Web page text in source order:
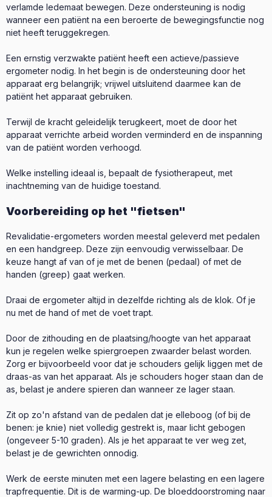
verlamde ledemaat bewegen. Deze ondersteuning is nodig
wanneer een patiënt na een beroerte de bewegingsfunctie nog
niet heeft teruggekregen.
Een ernstig verzwakte patiënt heeft een actieve/passieve
ergometer nodig. In het begin is de ondersteuning door het
apparaat erg belangrijk; vrijwel uitsluitend daarmee kan de
patiënt het apparaat gebruiken.
Terwijl de kracht geleidelijk terugkeert, moet de door het
apparaat verrichte arbeid worden verminderd en de inspanning
van de patiënt worden verhoogd.
Welke instelling ideaal is, bepaalt de fysiotherapeut, met
inachtneming van de huidige toestand.
Voorbereiding op het "fietsen"
Revalidatie-ergometers worden meestal geleverd met pedalen
en een handgreep. Deze zijn eenvoudig verwisselbaar. De
keuze hangt af van of je met de benen (pedaal) of met de
handen (greep) gaat werken.
Draai de ergometer altijd in dezelfde richting als de klok. Of je
nu met de hand of met de voet trapt.
Door de zithouding en de plaatsing/hoogte van het apparaat
kun je regelen welke spiergroepen zwaarder belast worden.
Zorg er bijvoorbeeld voor dat je schouders gelijk liggen met de
draas-as van het apparaat. Als je schouders hoger staan dan de
as, belast je andere spieren dan wanneer ze lager staan.
Zit op zo'n afstand van de pedalen dat je elleboog (of bij de
benen: je knie) niet volledig gestrekt is, maar licht gebogen
(ongeveer 5-10 graden). Als je het apparaat te ver weg zet,
belast je de gewrichten onnodig.
Werk de eerste minuten met een lagere belasting en een lagere
trapfrequentie. Dit is de warming-up. De bloeddoorstroming naar